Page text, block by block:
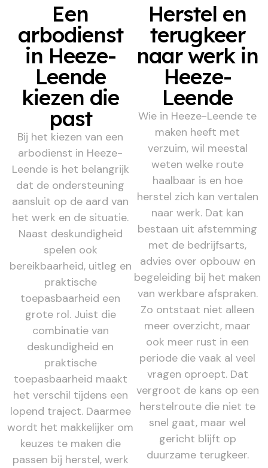
Een
arbodienst
in Heeze-
Leende
kiezen die
past
Bij het kiezen van een
arbodienst in Heeze-
Leende is het belangrijk
dat de ondersteuning
aansluit op de aard van
het werk en de situatie.
Naast deskundigheid
spelen ook
bereikbaarheid, uitleg en
praktische
toepasbaarheid een
grote rol. Juist die
combinatie van
deskundigheid en
praktische
toepasbaarheid maakt
het verschil tijdens een
lopend traject. Daarmee
wordt het makkelijker om
keuzes te maken die
passen bij herstel, werk
Herstel en
terugkeer
naar werk in
Heeze-
Leende
Wie in Heeze-Leende te
maken heeft met
verzuim, wil meestal
weten welke route
haalbaar is en hoe
herstel zich kan vertalen
naar werk. Dat kan
bestaan uit afstemming
met de bedrijfsarts,
advies over opbouw en
begeleiding bij het maken
van werkbare afspraken.
Zo ontstaat niet alleen
meer overzicht, maar
ook meer rust in een
periode die vaak al veel
vragen oproept. Dat
vergroot de kans op een
herstelroute die niet te
snel gaat, maar wel
gericht blijft op
duurzame terugkeer.